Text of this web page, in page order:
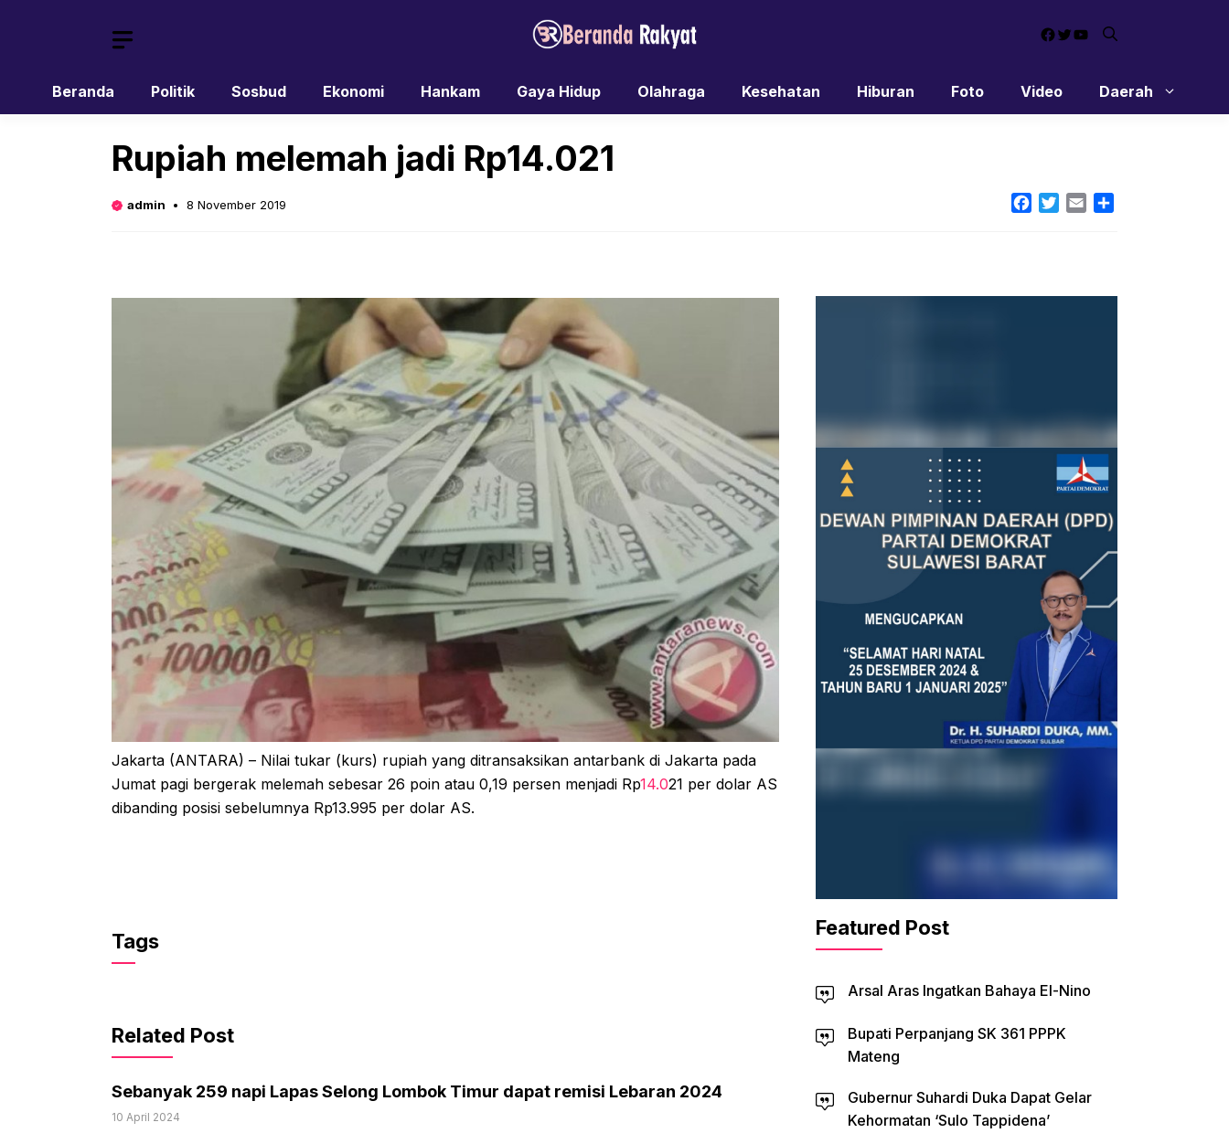
Facebook
Twitter
YouTube
Beranda Politik Sosbud Ekonomi Hankam Gaya Hidup Olahraga Kesehatan Hiburan Foto Video Daerah
Rupiah melemah jadi Rp14.021
admin 8 November 2019 Facebook
TwitterEmail
Jakarta (ANTARA) – Nilai tukar (kurs) rupiah yang ditransaksikan antarbank di Jakarta pada
Jumat pagi bergerak melemah sebesar 26 poin atau 0,19 persen menjadi Rp14.021 per dolar AS
dibanding posisi sebelumnya Rp13.995 per dolar AS.
Tags
Related Post
Sebanyak 259 napi Lapas Selong Lombok Timur dapat remisi Lebaran 2024
10 April 2024
Featured Post
Arsal Aras Ingatkan Bahaya El-Nino
Bupati Perpanjang SK 361 PPPK
Mateng
Gubernur Suhardi Duka Dapat Gelar
Kehormatan ‘Sulo Tappidena’